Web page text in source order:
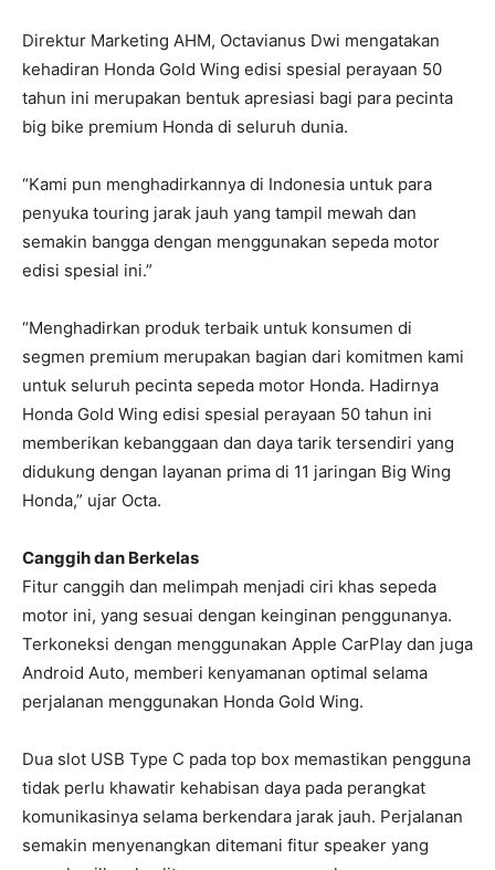
Direktur Marketing AHM, Octavianus Dwi mengatakan
kehadiran Honda Gold Wing edisi spesial perayaan 50
tahun ini merupakan bentuk apresiasi bagi para pecinta
big bike premium Honda di seluruh dunia.
“Kami pun menghadirkannya di Indonesia untuk para
penyuka touring jarak jauh yang tampil mewah dan
semakin bangga dengan menggunakan sepeda motor
edisi spesial ini.”
“Menghadirkan produk terbaik untuk konsumen di
segmen premium merupakan bagian dari komitmen kami
untuk seluruh pecinta sepeda motor Honda. Hadirnya
Honda Gold Wing edisi spesial perayaan 50 tahun ini
memberikan kebanggaan dan daya tarik tersendiri yang
didukung dengan layanan prima di 11 jaringan Big Wing
Honda,” ujar Octa.
Canggih dan Berkelas
Fitur canggih dan melimpah menjadi ciri khas sepeda
motor ini, yang sesuai dengan keinginan penggunanya.
Terkoneksi dengan menggunakan Apple CarPlay dan juga
Android Auto, memberi kenyamanan optimal selama
perjalanan menggunakan Honda Gold Wing.
Dua slot USB Type C pada top box memastikan pengguna
tidak perlu khawatir kehabisan daya pada perangkat
komunikasinya selama berkendara jarak jauh. Perjalanan
semakin menyenangkan ditemani fitur speaker yang